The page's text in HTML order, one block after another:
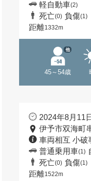
軽自動車(2)
死亡(0) 負傷(1)
距離1332m
45～54歳
他
2024年8月11
伊予市双海町
車両相互 小破
普通乗用車(1)
死亡(0) 負傷(1)
距離1522m